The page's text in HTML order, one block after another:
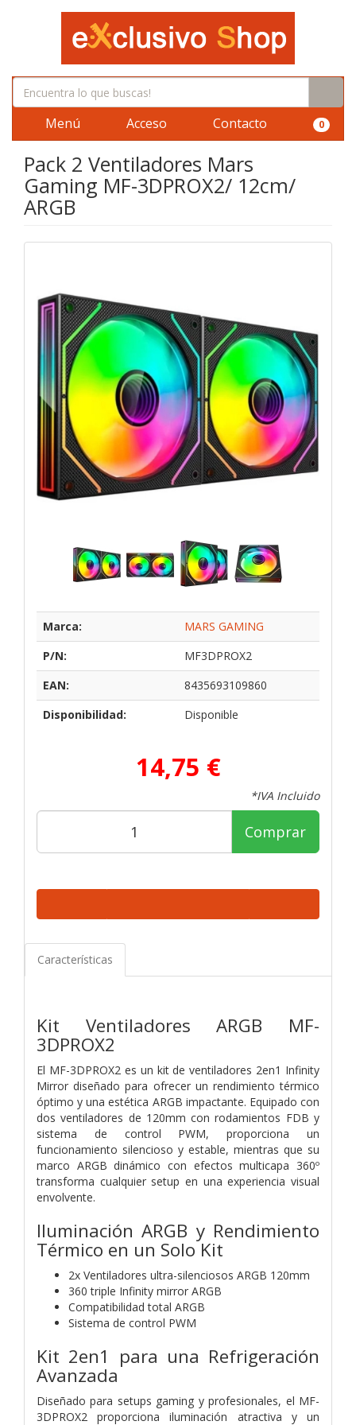
Menú Acceso Contacto 0
Pack 2 Ventiladores Mars
Gaming MF-3DPROX2/ 12cm/
ARGB
Marca:
MARS GAMING
P/N:
MF3DPROX2
EAN:
8435693109860
Disponibilidad:
Disponible
14,75 €
*IVA Incluido
Comprar
Características
Kit Ventiladores ARGB MF-
3DPROX2
El MF-3DPROX2 es un kit de ventiladores 2en1 Infinity
Mirror diseñado para ofrecer un rendimiento térmico
óptimo y una estética ARGB impactante. Equipado con
dos ventiladores de 120mm con rodamientos FDB y
sistema de control PWM, proporciona un
funcionamiento silencioso y estable, mientras que su
marco ARGB dinámico con efectos multicapa 360º
transforma cualquier setup en una experiencia visual
envolvente.
Iluminación ARGB y Rendimiento
Térmico en un Solo Kit
2x Ventiladores ultra-silenciosos ARGB 120mm
360 triple Infinity mirror ARGB
Compatibilidad total ARGB
Sistema de control PWM
Kit 2en1 para una Refrigeración
Avanzada
Diseñado para setups gaming y profesionales, el MF-
3DPROX2 proporciona iluminación atractiva y un